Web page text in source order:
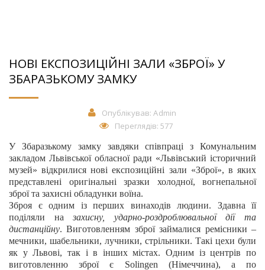
НОВІ ЕКСПОЗИЦІЙНІ ЗАЛИ «ЗБРОЇ» У
ЗБАРАЗЬКОМУ ЗАМКУ
Опублікував:Admin
Переглядів: 577
У Збаразькому замку завдяки співпраці з Комунальним
закладом Львівської обласної ради «Львівський історичний
музей» відкрилися нові експозиційні зали «Зброї», в яких
представлені оригінальні зразки холодної, вогнепальної
зброї та захисні обладунки воїна.
Зброя є одним із перших винаходів людини. Здавна її
поділяли назахисну, ударно-роздроблювальної дії та
дистанційну. Виготовленням зброї займалися ремісники –
мечники, шабельники, лучники, стрільники. Такі цехи були
як у Львові, так і в інших містах. Одним із центрів по
виготовленню зброї є Solingen (Німеччина), а по